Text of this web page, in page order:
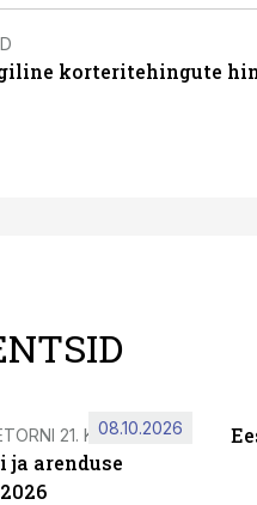
korteritehingute
21. KORRUSEL
arenduse
08.10.2026